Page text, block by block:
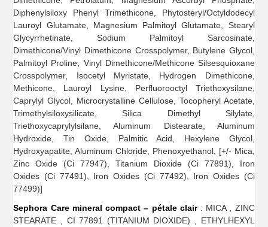
Diphenylsiloxy Phenyl Trimethicone, Phytosteryl/Octyldodecyl
Lauroyl Glutamate, Magnesium Palmitoyl Glutamate, Stearyl
Glycyrrhetinate, Sodium Palmitoyl Sarcosinate,
Dimethicone/Vinyl Dimethicone Crosspolymer, Butylene Glycol,
Palmitoyl Proline, Vinyl Dimethicone/Methicone Silsesquioxane
Crosspolymer, Isocetyl Myristate, Hydrogen Dimethicone,
Methicone, Lauroyl Lysine, Perfluorooctyl Triethoxysilane,
Caprylyl Glycol, Microcrystalline Cellulose, Tocopheryl Acetate,
Trimethylsiloxysilicate, Silica Dimethyl Silylate,
Triethoxycaprylylsilane, Aluminum Distearate, Aluminum
Hydroxide, Tin Oxide, Palmitic Acid, Hexylene Glycol,
Hydroxyapatite, Aluminum Chloride, Phenoxyethanol, [+/- Mica,
Zinc Oxide (Ci 77947), Titanium Dioxide (Ci 77891), Iron
Oxides (Ci 77491), Iron Oxides (Ci 77492), Iron Oxides (Ci
77499)]
Sephora Care mineral compact – pétale clair: MICA , ZINC
STEARATE , CI 77891 (TITANIUM DIOXIDE) , ETHYLHEXYL